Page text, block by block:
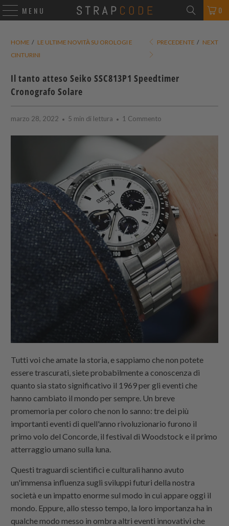
MENU 0
HOME / LE ULTIME NOVITÀ SU OROLOGI E
CINTURINI
PRECEDENTE / NEXT
Il tanto atteso Seiko SSC813P1 Speedtimer
Cronografo Solare
marzo 28, 2022 5 min di lettura 1 Commento
Tutti voi che amate la storia, e sappiamo che non potete
essere trascurati, siete probabilmente a conoscenza di
quanto sia stato significativo il 1969 per gli eventi che
hanno cambiato il mondo per sempre. Un breve
promemoria per coloro che non lo sanno: tre dei più
importanti eventi di quell'anno rivoluzionario furono il
primo volo del Concorde, il festival di Woodstock e il primo
atterraggio umano sulla luna.
Questi traguardi scientifici e culturali hanno avuto
un'immensa influenza sugli sviluppi futuri della nostra
società e un impatto enorme sul modo in cui appare oggi il
mondo. Eppure, allo stesso tempo, la loro importanza ha in
qualche modo messo in ombra altri eventi innovativi che